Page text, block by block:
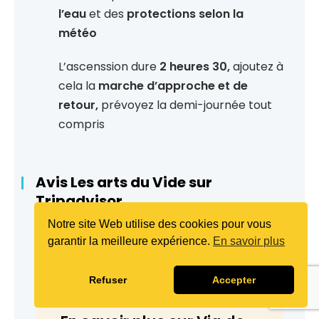
l’eauet des protections selon la
météo
L’ascenssion dure 2 heures 30,ajoutez à
cela la marche d’approche et de
retour, prévoyez la demi-journée tout
compris
Avis Les arts du Vide sur
Tripadvisor
Notre site Web utilise des cookies pour vous
garantir la meilleure expérience. En savoir plus
Refuser Accepter